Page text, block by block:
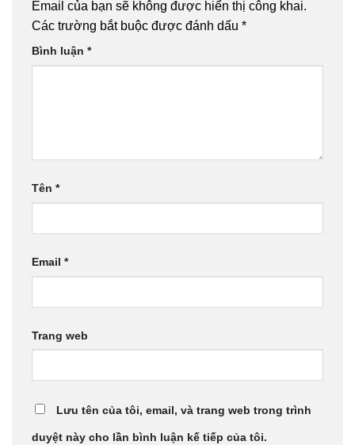
Email của bạn sẽ không được hiển thị công khai.
Các trường bắt buộc được đánh dấu *
Bình luận *
Tên *
Email *
Trang web
Lưu tên của tôi, email, và trang web trong trình
duyệt này cho lần bình luận kế tiếp của tôi.